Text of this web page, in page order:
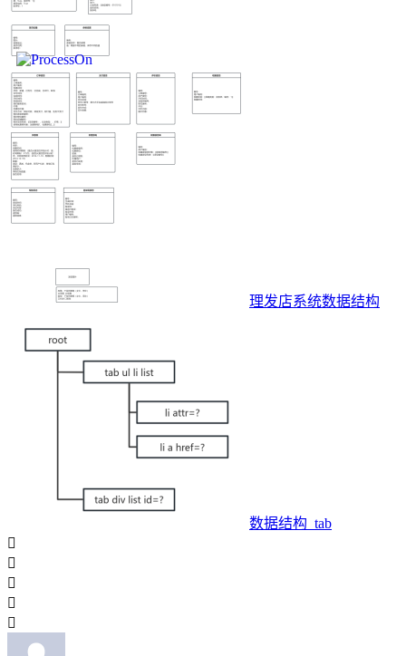
理发店系统数据结构
数据结构_tab




